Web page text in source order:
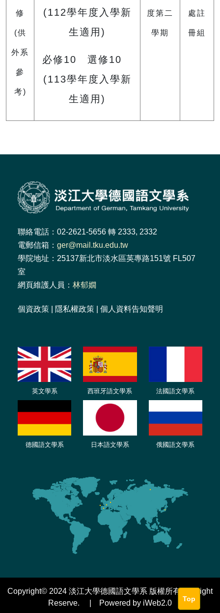
修
(供
外系
參
考)
(112學年度入學新
生適用)
必修10 選修10
(113學年度入學新
生適用)
度第二
學期
處註
冊組
聯絡電話：02-2621-5656 轉 2333, 2332
電郵信箱： ger@mail.tku.edu.tw
學院地址：25137新北市淡水區英專路151號 FL507
室
網頁維護人員： 林郁嫺
個資政策 隱私權政策 個人資料告知聲明
英文學系 西班牙語文學系 法國語文學系
德國語文學系 日本語文學系 俄國語文學系
Copyright© 2024 淡江大學德國語文學系 版權所有 All Right
Reserve. | Powered by iWeb2.0
Top